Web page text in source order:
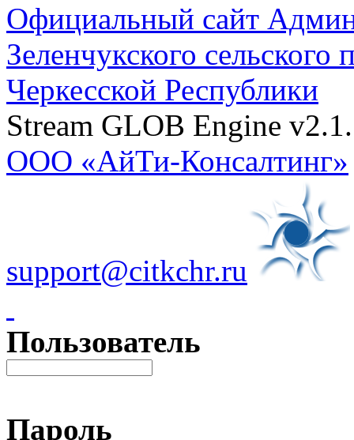
Официальный сайт
Зеленчукского сельского
Черкесской Республики
Stream GLOB Engine v2.1.
ООО «АйТи-Консалтинг»
support@citkchr.ru
Пользователь
Пароль